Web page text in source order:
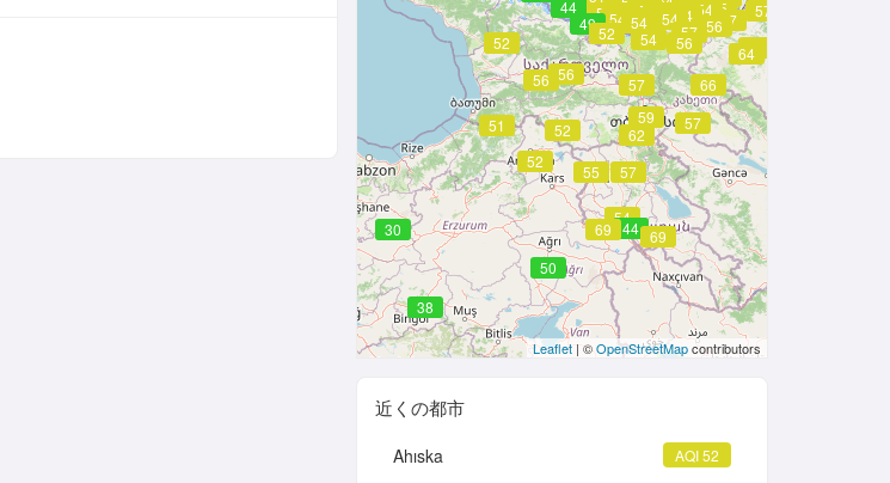
54
69
56
52
54
54
57
57
50
52
44
62
55
55
69
51
54
57
51
54
56
57
44
55
52
57
38
54
49
52
59
56
66
56
55
54
64
56
54
30
57
64
Leaflet| ©OpenStreetMapcontributors
近くの都市
Ahıska AQI 52